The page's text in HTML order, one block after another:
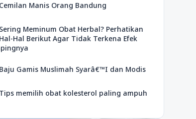
Cemilan Manis Orang Bandung
Sering Meminum Obat Herbal? Perhatikan
Hal-Hal Berikut Agar Tidak Terkena Efek
Baju Gamis Muslimah Syarâ€™I dan Modis
Tips memilih obat kolesterol paling ampuh